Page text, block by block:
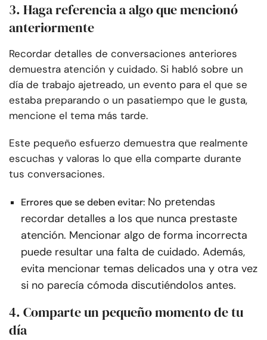
3. Haga referencia a algo que mencionó
anteriormente
Recordar detalles de conversaciones anteriores
demuestra atención y cuidado. Si habló sobre un
día de trabajo ajetreado, un evento para el que se
estaba preparando o un pasatiempo que le gusta,
mencione el tema más tarde.
Este pequeño esfuerzo demuestra que realmente
escuchas y valoras lo que ella comparte durante
tus conversaciones.
Errores que se deben evitar: No pretendas
recordar detalles a los que nunca prestaste
atención. Mencionar algo de forma incorrecta
puede resultar una falta de cuidado. Además,
evita mencionar temas delicados una y otra vez
si no parecía cómoda discutiéndolos antes.
4. Comparte un pequeño momento de tu
día